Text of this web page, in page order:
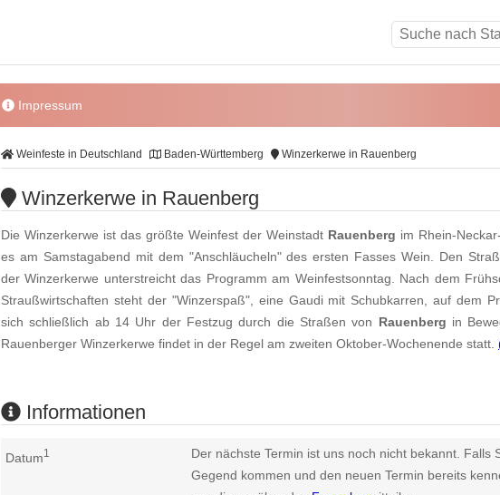
Impressum
Weinfeste in Deutschland Baden-Württemberg Winzerkerwe in Rauenberg
Winzerkerwe in Rauenberg
Die Winzerkerwe ist das größte Weinfest der Weinstadt Rauenberg im Rhein-
es am Samstagabend mit dem "Anschläucheln" des ersten Fasses Wein. Den
der Winzerkerwe unterstreicht das Programm am Weinfestsonntag. Nach dem
Straußwirtschaften steht der "Winzerspaß", eine Gaudi mit Schubkarren, auf dem
sich schließlich ab 14 Uhr der Festzug durch die Straßen von Rauenberg in
Rauenberger Winzerkerwe findet in der Regel am zweiten Oktober-Wochenende statt.
Informationen
Datum1
Der nächste Termin ist uns noch nicht bekannt. Falls
Gegend kommen und den neuen Termin bereits